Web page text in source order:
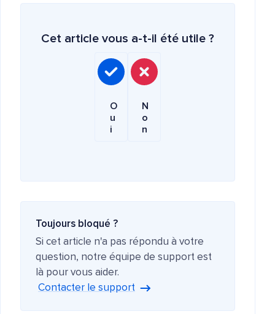
Cet article vous a-t-il été utile ?
O
u
i
N
o
n
Toujours bloqué ?
Si cet article n'a pas répondu à votre
question, notre équipe de support est
là pour vous aider.
Contacter le support